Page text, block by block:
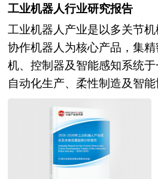
对电缆的安全性、环保性与适
特种电缆已成为保障关键系
经”与“血管”，其技术水平直
端制造与工程安全能力的综
材料与数字技术的融合，具
咨询报告由中研普华咨询公
密的市场调研基础上，主要
家商务部、国家发改委、国
院发展研究中心、国家海关
键。 企业创业板上市有以下
时及日后均有机会筹集资金
务； 2、扩大股东基础，使
较高的流通量； 3、向员工
承诺，增加员工的归属感； 4
人）在市场上地位及知名度
信赖； 5、增加公司的透明度
利条款批出信贷额度； 6、创
工业机器人行业研究报告
工业机器人产业是以多关节
协作机器人为核心产品，集
机、控制器及智能感知系统
自动化生产、柔性制造及智
级的关键使能技术，其产业
本体制造、系统集成及行业
技术体系涵盖运动控制、轨
觉识别及人机协作等多元领